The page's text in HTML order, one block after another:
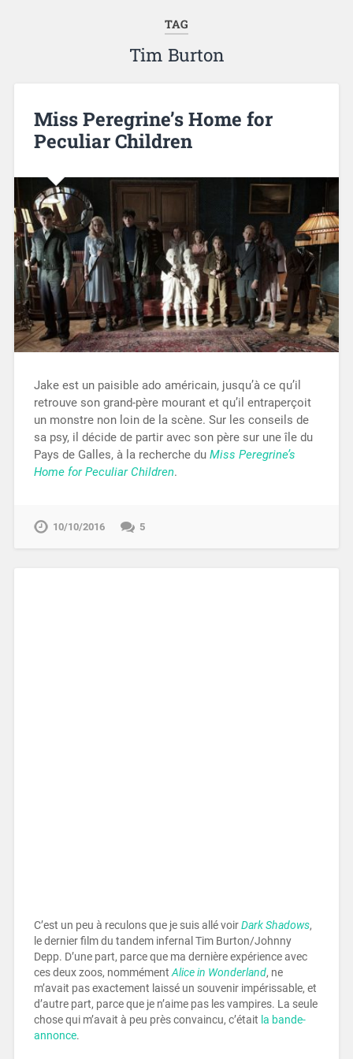
TAG
Tim Burton
Miss Peregrine’s Home for
Peculiar Children
Jake est un paisible ado américain, jusqu’à ce qu’il
retrouve son grand-père mourant et qu’il entraperçoit
un monstre non loin de la scène. Sur les conseils de
sa psy, il décide de partir avec son père sur une île du
Pays de Galles, à la recherche du Miss Peregrine’s
Home for Peculiar Children.
10/10/2016 5
C’est un peu à reculons que je suis allé voirDark Shadows,
le dernier film du tandem infernal Tim Burton/Johnny
Depp. D’une part, parce que ma dernière expérience avec
ces deux zoos, nommément Alice in Wonderland, ne
m’avait pas exactement laissé un souvenir impérissable, et
d’autre part, parce que je n’aime pas les vampires. La seule
chose qui m’avait à peu près convaincu, c’était la bande-
annonce.